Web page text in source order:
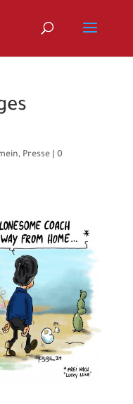
, Presse| 0